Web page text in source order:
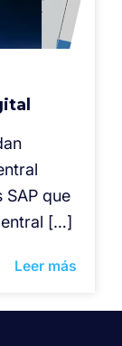
SAP que
[…]
Leer más